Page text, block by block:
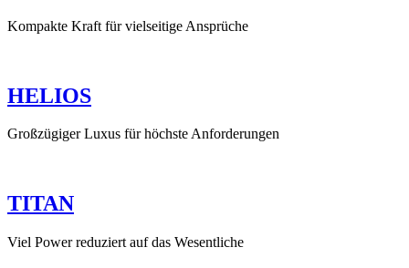
Kompakte Kraft für vielseitige Ansprüche
HELIOS
Großzügiger Luxus für höchste Anforderungen
TITAN
Viel Power reduziert auf das Wesentliche